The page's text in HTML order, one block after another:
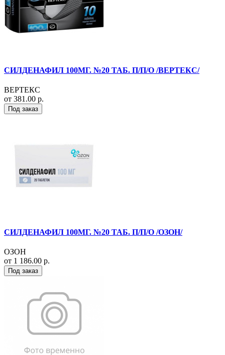
СИЛДЕНАФИЛ 100МГ. №20 ТАБ. П/П/О /ВЕРТЕКС/
ВЕРТЕКС
от 381.00 р.
Под заказ
СИЛДЕНАФИЛ 100МГ. №20 ТАБ. П/П/О /ОЗОН/
ОЗОН
от 1 186.00 р.
Под заказ